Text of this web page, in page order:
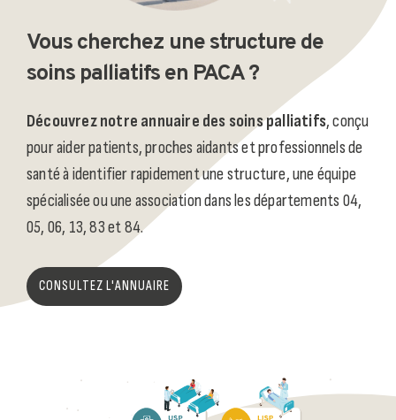
Vous cherchez une structure de
soins palliatifs en PACA ?
Découvrez notre annuaire des soins palliatifs, conçu
pour aider patients, proches aidants et professionnels de
santé à identifier rapidement une structure, une équipe
spécialisée ou une association dans les départements 04,
05, 06, 13, 83 et 84.
CONSULTEZ L'ANNUAIRE